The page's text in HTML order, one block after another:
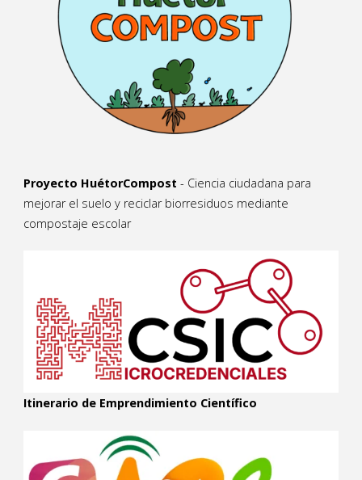
Proyecto HuétorCompost - Ciencia ciudadana para
mejorar el suelo y reciclar biorresiduos mediante
compostaje escolar
Itinerario de Emprendimiento Científico